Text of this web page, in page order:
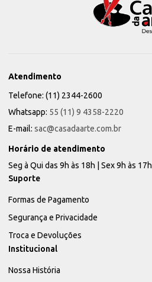
Atendimento
Telefone: (11) 2344-2600
Whatsapp: 55 (11) 9 4358-2220
E-mail: sac@casadaarte.com.br
Horário de atendimento
Seg à Qui das 9h às 18h | Sex 9h às 17h
Suporte
Formas de Pagamento
Segurança e Privacidade
Troca e Devoluções
Institucional
Nossa História